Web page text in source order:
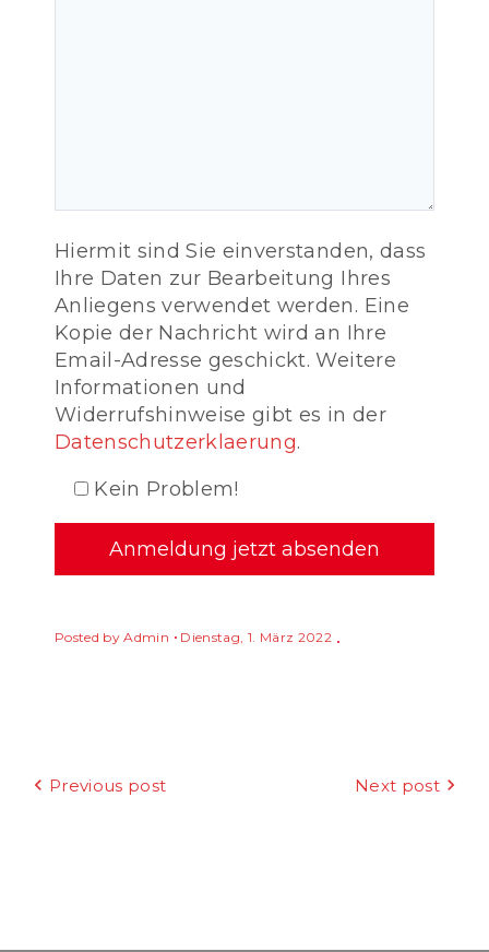
Hiermit sind Sie einverstanden, dass
Ihre Daten zur Bearbeitung Ihres
Anliegens verwendet werden. Eine
Kopie der Nachricht wird an Ihre
Email-Adresse geschickt. Weitere
Informationen und
Widerrufshinweise gibt es in der
Datenschutzerklaerung.
Kein Problem!
Posted byAdmin Dienstag, 1. März 2022
Beitragsnavigation
Previous post Next post